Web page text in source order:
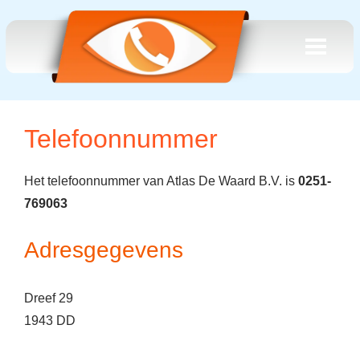
Telefoonnummer
Het telefoonnummer van Atlas De Waard B.V. is 0251-
769063
Adresgegevens
Dreef 29
1943 DD